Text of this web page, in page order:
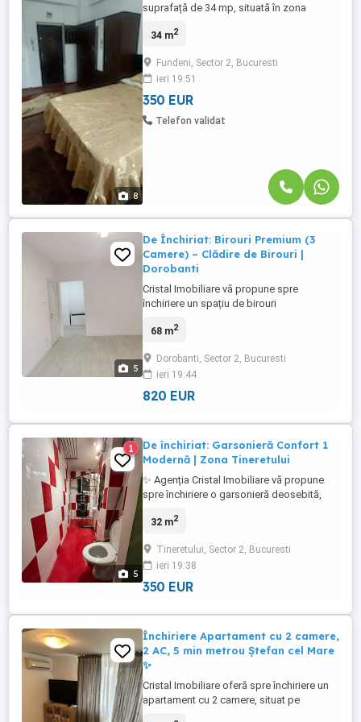
8
suprafață de 34 mp, situată în zona
Spitalul Fundeni, Institutul C.C. Iliescu și
Garsoniera este amplasată la etajul 1 al
unui imobil construit în anul 2008, prevăzut
cu lift, sistem ...
34 m2
Fundeni, Sector 2, Bucuresti
ieri 19:51
350 EUR
Telefon validat
5
De Închiriat: Birouri Premium (3
Camere) – Clădire de Birouri |
Dorobanti
Cristal Imobiliare vă propune spre
închiriere un spațiu de birouri
structurat, situat într-o clădire dedicată
zonei Dorobanți – Beller. Locuința de
afaceri este poziționată la etajul 1 (imobil
dotat cu lift) și oferă ...
68 m2
Dorobanti, Sector 2, Bucuresti
ieri 19:44
820 EUR
5
1
De închiriat: Garsonieră Confort 1
Modernă | Zona Tineretului
✨ Agenția Cristal Imobiliare vă propune
spre închiriere o garsonieră deosebită,
o locuință într-o zonă centrală, dar
conectată la oraș, aceasta este opțiunea
ideală! ️ Proprietatea oferă un confort
sporit, fiind complet echipată ...
32 m2
Tineretului, Sector 2, Bucuresti
ieri 19:38
350 EUR
Închiriere Apartament cu 2 camere,
2 AC, 5 min metrou Ștefan cel Mare
✨
Cristal Imobiliare oferă spre închiriere un
apartament cu 2 camere, situat pe